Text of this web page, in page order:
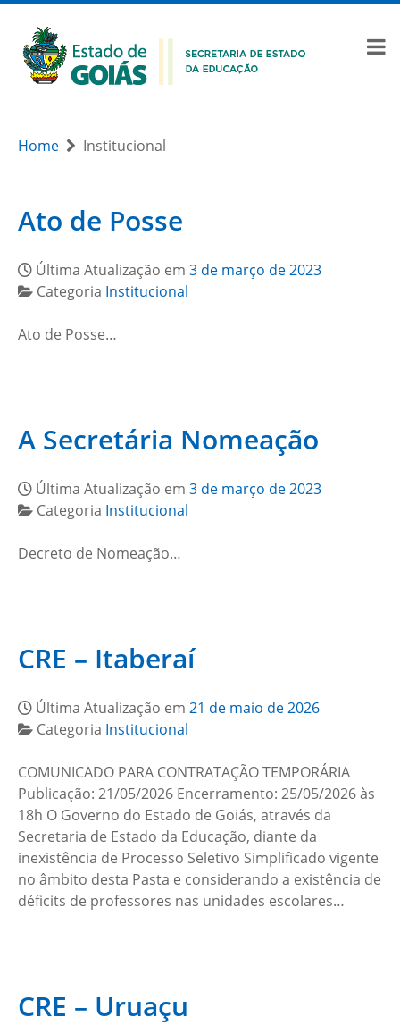
Home Institucional
Ato de Posse
Última Atualização em 3 de março de 2023
Categoria Institucional
Ato de Posse…
A Secretária Nomeação
Última Atualização em 3 de março de 2023
Categoria Institucional
Decreto de Nomeação…
CRE – Itaberaí
Última Atualização em 21 de maio de 2026
Categoria Institucional
COMUNICADO PARA CONTRATAÇÃO TEMPORÁRIA
Publicação: 21/05/2026 Encerramento: 25/05/2026 às
18h O Governo do Estado de Goiás, através da
Secretaria de Estado da Educação, diante da
inexistência de Processo Seletivo Simplificado vigente
no âmbito desta Pasta e considerando a existência de
déficits de professores nas unidades escolares…
CRE – Uruaçu